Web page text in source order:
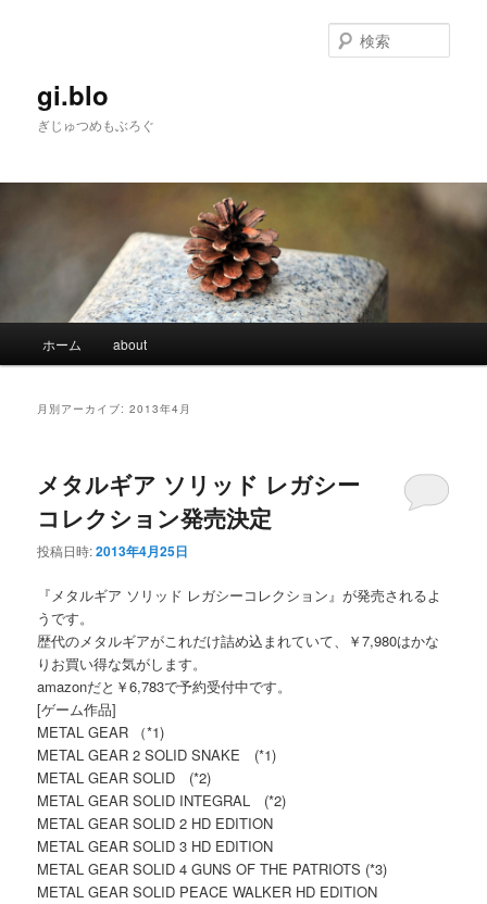
gi.blo
ぎじゅつめもぶろぐ
索
メインコンテンツへ移動
サブコンテンツへ移動
ホーム about
月別アーカイブ:2013年4月
メタルギア ソリッド レガシー
コレクション発売決定
投稿日時:2013年4月25日
『メタルギア ソリッド レガシーコレクション』が発売されるよ
うです。
歴代のメタルギアがこれだけ詰め込まれていて、￥7,980はかな
りお買い得な気がします。
amazonだと￥6,783で予約受付中です。
[ゲーム作品]
METAL GEAR （*1)
METAL GEAR 2 SOLID SNAKE (*1)
METAL GEAR SOLID (*2)
METAL GEAR SOLID INTEGRAL (*2)
METAL GEAR SOLID 2 HD EDITION
METAL GEAR SOLID 3 HD EDITION
METAL GEAR SOLID 4 GUNS OF THE PATRIOTS (*3)
METAL GEAR SOLID PEACE WALKER HD EDITION